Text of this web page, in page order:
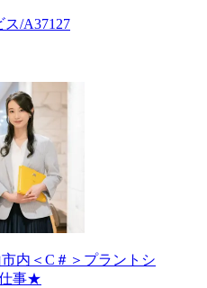
/A37127
内＜C＃＞プラントシ
事★